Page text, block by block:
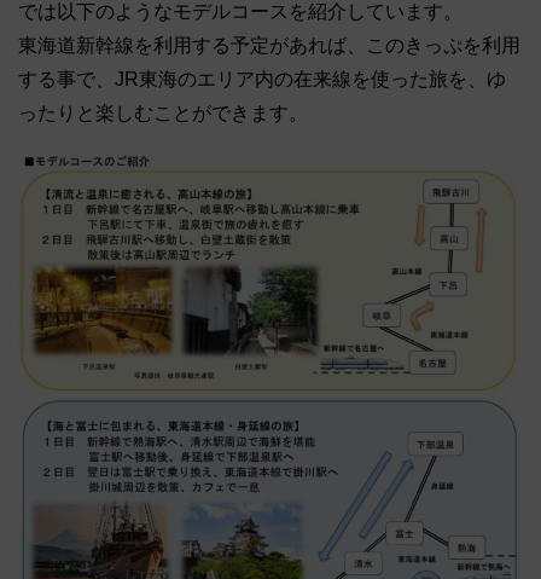
では以下のようなモデルコースを紹介しています。
東海道新幹線を利用する予定があれば、このきっぷを利用
する事で、JR東海のエリア内の在来線を使った旅を、ゆ
ったりと楽しむことができます。